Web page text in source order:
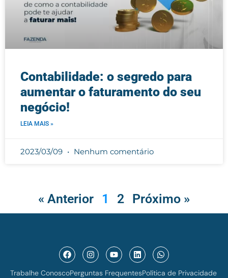
Contabilidade: o segredo para
aumentar o faturamento do seu
negócio!
LEIA MAIS »
2023/03/09 Nenhum comentário
« Anterior 1 2 Próximo »
Trabalhe ConoscoPerguntas FrequentesPolítica de Privacidade